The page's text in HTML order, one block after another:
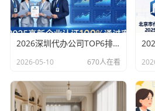
2026深圳代办公司TOP6排行：哪家注册财税口碑最好？
2026-05-10 670人在看